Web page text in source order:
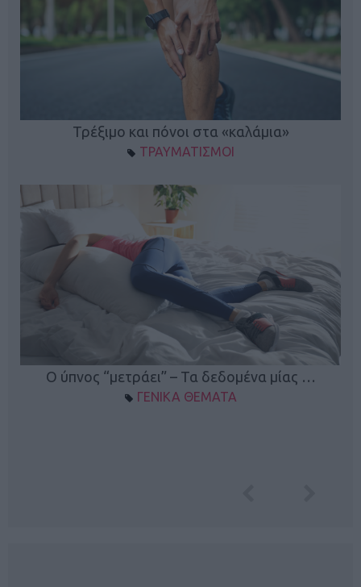
Τρέξιμο και πόνοι στα «καλάμια»
ΤΡΑΥΜΑΤΙΣΜΟΙ
Ο ύπνος “μετράει” – Τα δεδομένα μίας …
ΓΕΝΙΚΑ ΘΕΜΑΤΑ